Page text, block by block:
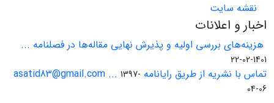
نقشه سایت
اخبار و اعلانات
هزینه‌های بررسی اولیه و پذیرش نهایی مقاله‌ها در فصلنامه ...
1401-02-22
تماس با نشریه از طریق رایانامه asatid83@gmail.com ... 1397-
04-06